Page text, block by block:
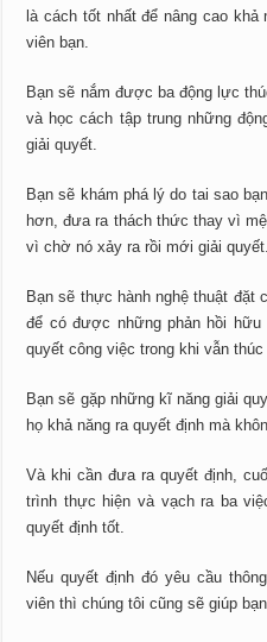
là cách tốt nhất để nâng cao
viên bạn.
Bạn sẽ nắm được ba động lực
và học cách tập trung những
giải quyết.
Bạn sẽ khám phá lý do tai sao
hơn, đưa ra thách thức thay vì
vì chờ nó xảy ra rồi mới giải quyết.
Bạn sẽ thực hành nghệ thuật đặt
để có được những phản hồi
quyết công việc trong khi vẫn
Bạn sẽ gặp những kĩ năng giải
họ khả năng ra quyết định mà
Và khi cần đưa ra quyết định,
trình thực hiện và vạch ra ba
quyết định tốt.
Nếu quyết định đó yêu cầu
viên thì chúng tôi cũng sẽ giúp